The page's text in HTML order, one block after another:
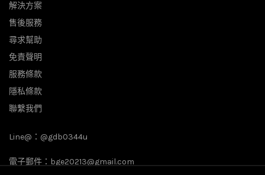
解決方案
售後服務
尋求幫助
免責聲明
服務條款
隱私條款
聯繫我們
Line@： @gdb0344u
電子郵件： bge20213@gmail.com